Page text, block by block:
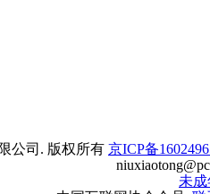
公司. 版权所有 京ICP备
未